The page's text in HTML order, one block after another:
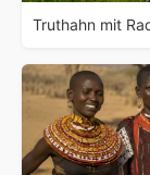
Truthahn mit